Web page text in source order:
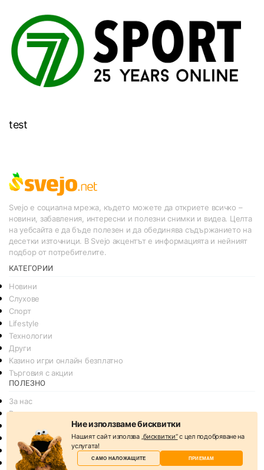
test
Svejo е социална мрежа, където можете да откриете всичко –
новини, забавления, интересни и полезни снимки и видеа. Целта
на уебсайта е да бъде полезен и да обединява съдържанието на
десетки източници. В Svejo акцентът е информацията и нейният
подбор от потребителите.
КАТЕГОРИИ
Новини
Слухове
Спорт
Lifestyle
Технологии
Други
Казино игри онлайн безплатно
Търговия с акции
ПОЛЕЗНО
За нас
Реклама
Условия за споделяне
Политика за поверителснот
Политика на Бисквитките
Ние използваме бисквитки
Нашият сайт използва „бисквитки“с цел подобряване на
услугата!
САМО НАЛОЖАЩИТЕ ПРИЕМАМ